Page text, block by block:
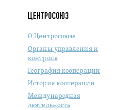
ЦЕНТРОСОЮЗ
О Центросоюзе
Органы управления и
контроля
География кооперации
История кооперации
Международная
деятельность